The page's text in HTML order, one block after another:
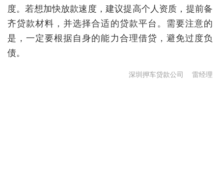
度。若想加快放款速度，建议提高个人资质，提前备
齐贷款材料，并选择合适的贷款平台。需要注意的
是，一定要根据自身的能力合理借贷，避免过度负
债。
深圳押车贷款公司 雷经理